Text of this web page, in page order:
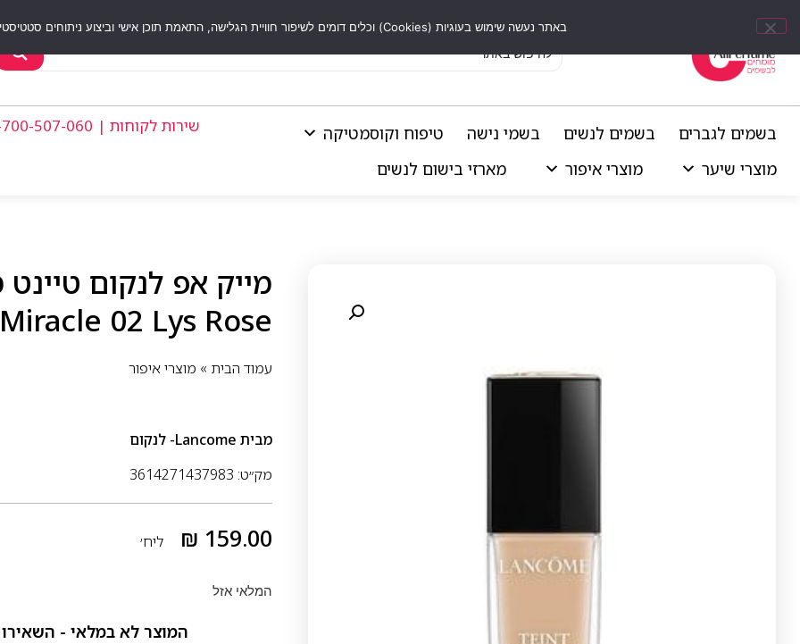
בשמים לגברים בשמים לנשים בשמי נישה
טיפוח וקוסמטיקה
מוצרי שיער
מוצרי איפור מארזי בישום לנשים
שירות לקוחות | 1-700-507-060
02 Lys Rose
עמוד הבית » מוצרי איפור
מבית Lancome- לנקום
מק״ט: 3614271437983
₪ 159.00 ליח׳
המלאי אזל
המוצר לא במלאי - השאירו
באתר נעשה שימוש בעוגיות (Cookies) וכלים דומים לשיפור חוויית הגלישה, התאמת תוכן אישי וביצוע ניתוחים סטטיסטיים.